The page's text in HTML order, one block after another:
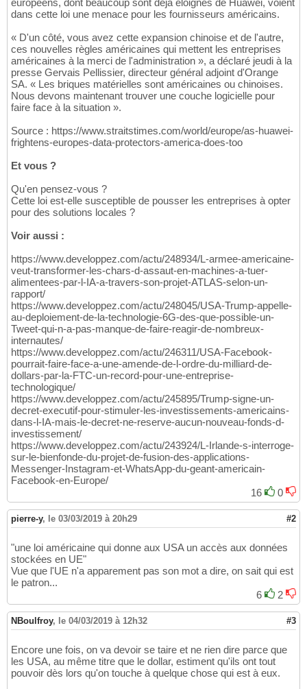
dans cette loi une menace pour les fournisseurs américains.
« D'un côté, vous avez cette expansion chinoise et de l'autre,
ces nouvelles règles américaines qui mettent les entreprises
américaines à la merci de l'administration », a déclaré jeudi à la
presse Gervais Pellissier, directeur général adjoint d'Orange
SA. « Les briques matérielles sont américaines ou chinoises.
Nous devons maintenant trouver une couche logicielle pour
faire face à la situation ».
Source : https://www.straitstimes.com/world/europe/as-huawei-
frightens-europes-data-protectors-america-does-too
Et vous ?
Qu'en pensez-vous ?
Cette loi est-elle susceptible de pousser les entreprises à opter
pour des solutions locales ?
Voir aussi :
https://www.developpez.com/actu/248934/L-armee-americaine-
veut-transformer-les-chars-d-assaut-en-machines-a-tuer-
alimentees-par-l-IA-a-travers-son-projet-ATLAS-selon-un-
rapport/
https://www.developpez.com/actu/248045/USA-Trump-appelle-
au-deploiement-de-la-technologie-6G-des-que-possible-un-
Tweet-qui-n-a-pas-manque-de-faire-reagir-de-nombreux-
internautes/
https://www.developpez.com/actu/246311/USA-Facebook-
pourrait-faire-face-a-une-amende-de-l-ordre-du-milliard-de-
dollars-par-la-FTC-un-record-pour-une-entreprise-
technologique/
https://www.developpez.com/actu/245895/Trump-signe-un-
decret-executif-pour-stimuler-les-investissements-americains-
dans-l-IA-mais-le-decret-ne-reserve-aucun-nouveau-fonds-d-
investissement/
https://www.developpez.com/actu/243924/L-Irlande-s-interroge-
sur-le-bienfonde-du-projet-de-fusion-des-applications-
Messenger-Instagram-et-WhatsApp-du-geant-americain-
Facebook-en-Europe/
16
0
pierre-y, le 03/03/2019 à 20h29 #2
"une loi américaine qui donne aux USA un accès aux données
stockées en UE"
Vue que l'UE n'a apparement pas son mot a dire, on sait qui est
le patron...
6
2
NBoulfroy, le 04/03/2019 à 12h32 #3
Encore une fois, on va devoir se taire et ne rien dire parce que
les USA, au même titre que le dollar, estiment qu'ils ont tout
pouvoir dès lors qu'on touche à quelque chose qui est à eux.